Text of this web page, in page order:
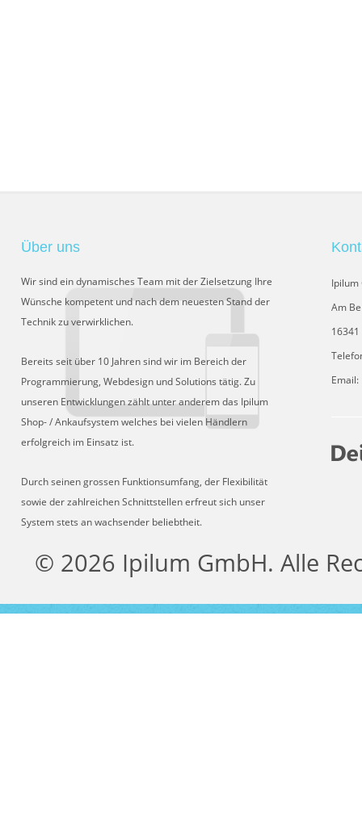
Über uns
Wir sind ein dynamisches Team mit der Zielsetzung Ihre
Wünsche kompetent und nach dem neuesten Stand der
Technik zu verwirklichen.
Bereits seit über 10 Jahren sind wir im Bereich der
Programmierung, Webdesign und Solutions tätig. Zu
unseren Entwicklungen zählt unter anderem das Ipilum
Shop- / Ankaufsystem welches bei vielen Händlern
erfolgreich im Einsatz ist.
Durch seinen grossen Funktionsumfang, der Flexibilität
sowie der zahlreichen Schnittstellen erfreut sich unser
System stets an wachsender beliebtheit.
Ipilum
Am
© 2026 Ipilum GmbH. Alle